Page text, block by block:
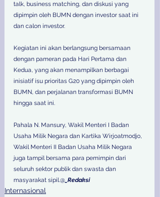
talk, business matching, dan diskusi yang
dipimpin oleh BUMN dengan investor saat ini
dan calon investor.
Kegiatan ini akan berlangsung bersamaan
dengan pameran pada Hari Pertama dan
Kedua, yang akan menampilkan berbagai
inisiatif isu prioritas G20 yang dipimpin oleh
BUMN, dan perjalanan transformasi BUMN
hingga saat ini.
Pahala N. Mansury, Wakil Menteri I Badan
Usaha Milik Negara dan Kartika Wirjoatmodjo,
Wakil Menteri II Badan Usaha Milik Negara
juga tampil bersama para pemimpin dari
seluruh sektor publik dan swasta dan
masyarakat sipil.@ _Redaksi
Internasional